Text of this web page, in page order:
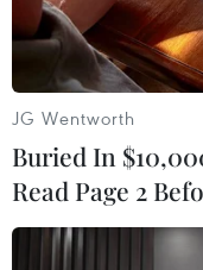
An ninh mạng
đầy thách thức
19/01/2021 04:35
2020 tiếp tục là một
công nhắm vào
JG Wentworth
Buried In
Read Page 2